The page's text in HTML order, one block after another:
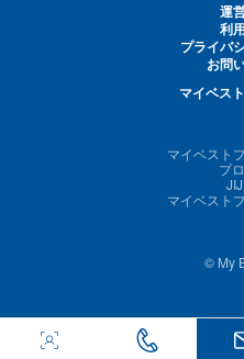
運
利
プライバ
お問
マイベス
マイベスト
プ
マイベスト
© My